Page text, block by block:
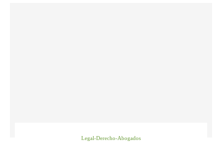
Legal-Derecho-Abogados